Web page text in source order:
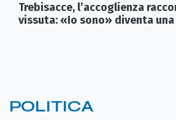
Trebisacce, l’accoglienza
vissuta: «Io sono» diventa
POLITICA